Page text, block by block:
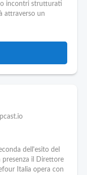
incontri strutturati
attraverso un
dell'esito del
il Direttore
Italia opera con